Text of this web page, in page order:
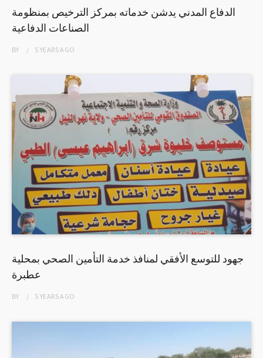
الدفاع المدني يدشن خدماته بمركز الترخيص بمنظومة
الصناعات الدفاعية
BY 5 YEARSAGO
جهود للتوسع الأفقي لمنافذ خدمة التأمين الصحي بمحلية
عطبرة
BY 5 YEARSAGO